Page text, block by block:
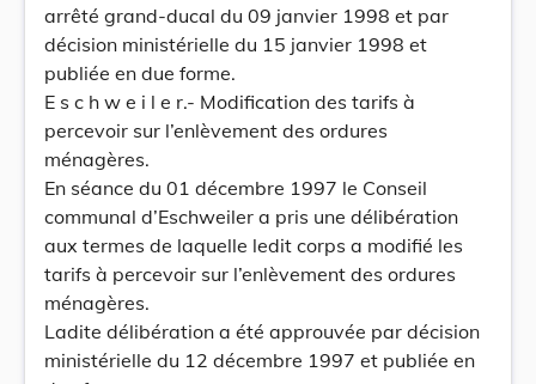
arrêté grand-ducal du 09 janvier 1998 et par
décision ministérielle du 15 janvier 1998 et
publiée en due forme.
E s c h w e i l e r.- Modification des tarifs à
percevoir sur l’enlèvement des ordures
ménagères.
En séance du 01 décembre 1997 le Conseil
communal d’Eschweiler a pris une délibération
aux termes de laquelle ledit corps a modifié les
tarifs à percevoir sur l’enlèvement des ordures
ménagères.
Ladite délibération a été approuvée par décision
ministérielle du 12 décembre 1997 et publiée en